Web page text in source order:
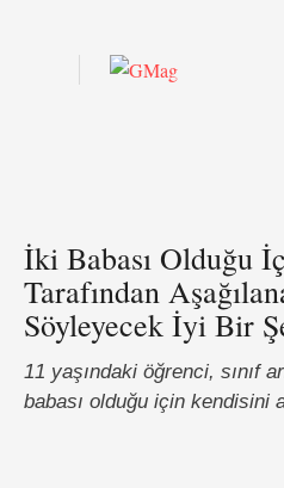
İki Babası Olduğu
Tarafından
Söyleyecek İyi Bir
11 yaşındaki öğrenci, sınıf
babası olduğu için kendisini